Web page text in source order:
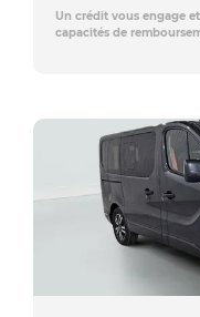
Un crédit vous engage
capacités de